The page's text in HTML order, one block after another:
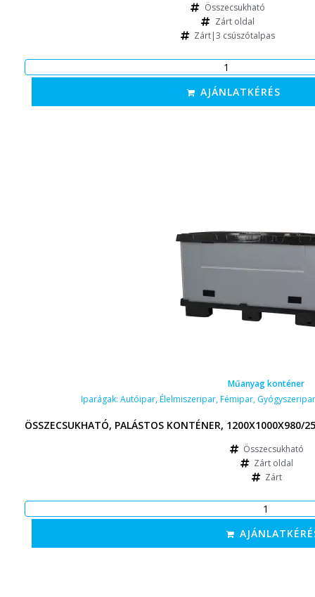
Összecsukható
Zárt oldal
Zárt|3 csúszótalpas
AJÁNLATKÉRÉS
Műanyag konténer
Iparágak: Autóipar,Élelmiszeripar,Fémipar, Gyógyszeripar
ÖSSZECSUKHATÓ, PALÁSTOS KONTÉNER, 1200X1000X980/
Összecsukható
Zárt oldal
Zárt